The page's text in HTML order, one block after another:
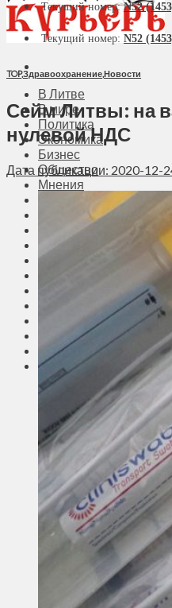
В Литве
В мире
Политика
Экономика
Бизнес
Общество
Мнения
Клайпеда
Висагинас
Регионы
Соседи
Выбор читателей
Калейдоскоп
Сейм Литвы
Культура
Больше
Фоторепортаж
Туризм
ЛК рекомендует
Сеньорам
Образование
Экология
Происшествия
Приграничье
Деньги
Визиты
Выборы
Агроновости
Едим дома
Ищу семью
Текущий номер:N52
Текущий номер: N52
TOP,Здравоохранение,Новости
Сейм Литвы: на
нулевой НДС
Дата публикации: 2020-12-